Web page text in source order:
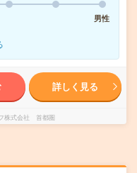
男性
詳しく見る
株式会社 首都圏